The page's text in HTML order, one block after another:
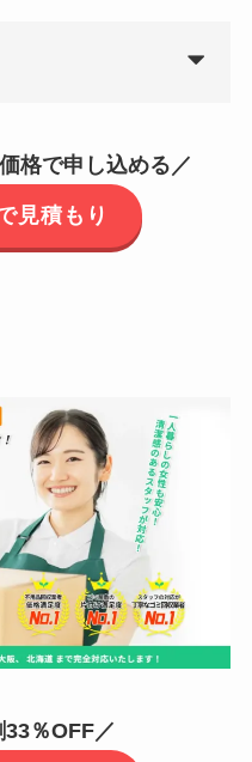
格で申し込める／
見積もり
％OFF／